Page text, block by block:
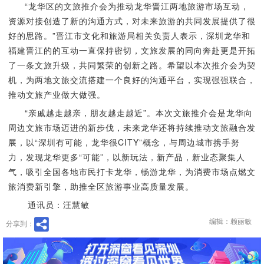
“龙华区的文旅推介会为推动龙华晋江两地旅游市场互动，
资源对接创造了新的沟通方式，对未来旅游的共同发展提供了很
好的思路。”晋江市文化和旅游局相关负责人表示，深圳龙华和
福建晋江的的互动一直保持密切，文旅发展的同向奔赴更是开拓
了一条文旅升级，共同繁荣的创新之路。希望以本次推介会为契
机，为两地文旅交流搭建一个良好的沟通平台，实现强强联合，
推动文旅产业做大做强。
“亲戚越走越亲，朋友越走越近”。本次文旅推介会是龙华向
周边文旅市场迈进的新步伐，未来龙华还将持续推动文旅融合发
展，以“深圳有可能，龙华很CITY”概念，与周边城市携手努
力，发现龙华更多“可能”，以新玩法，新产品，新业态聚集人
气，吸引全国各地市民打卡龙华，畅游龙华，为消费市场点燃文
旅消费新引擎，助推全区旅游事业高质量发展。
通讯员：汪慧敏
分享到： 编辑：赖丽敏